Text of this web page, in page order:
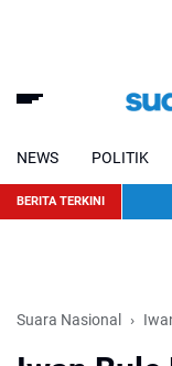
NEWS POLITIK
BERITA TERKINI
Suara Nasional